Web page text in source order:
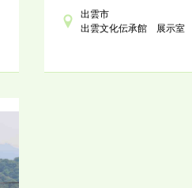
出雲市
出雲文化伝承館 展示室